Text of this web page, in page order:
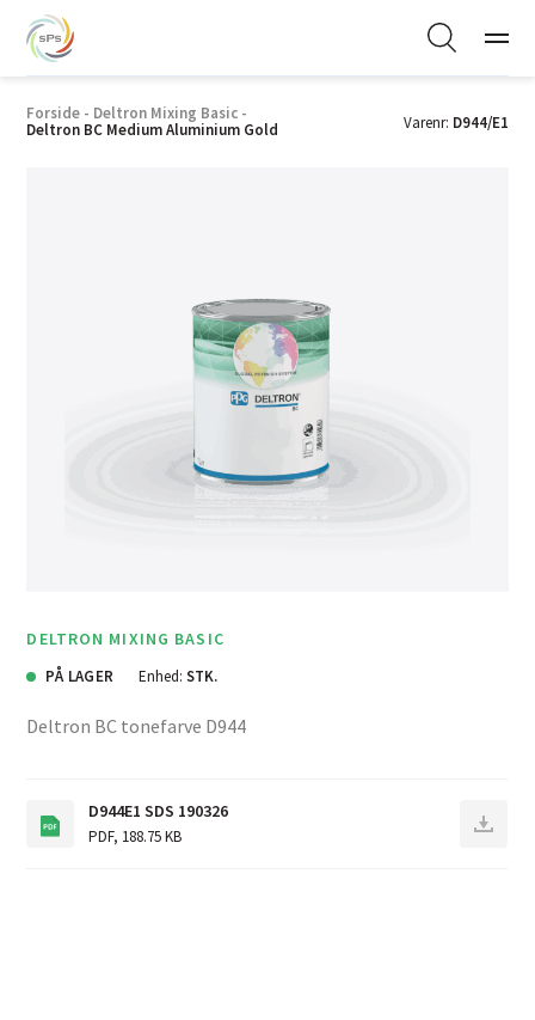
Forside - Deltron Mixing Basic -
Deltron BC Medium Aluminium Gold
Varenr: D944/E1
DELTRON MIXING BASIC
PÅ LAGER Enhed: STK.
Deltron BC tonefarve D944
D944E1 SDS 190326
PDF, 188.75 KB